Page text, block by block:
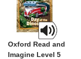
Oxford Read and
Imagine Level 5